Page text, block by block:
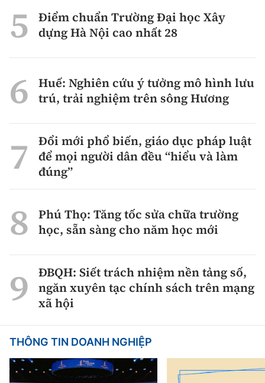
Điểm chuẩn Trường Đại học Xây
dựng Hà Nội cao nhất 28
Huế: Nghiên cứu ý tưởng mô hình lưu
trú, trải nghiệm trên sông Hương
Đổi mới phổ biến, giáo dục pháp luật
để mọi người dân đều “hiểu và làm
đúng”
Phú Thọ: Tăng tốc sửa chữa trường
học, sẵn sàng cho năm học mới
ĐBQH: Siết trách nhiệm nền tảng số,
ngăn xuyên tạc chính sách trên mạng
xã hội
THÔNG TIN DOANH NGHIỆP